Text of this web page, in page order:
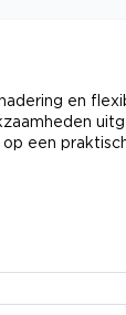
en
een